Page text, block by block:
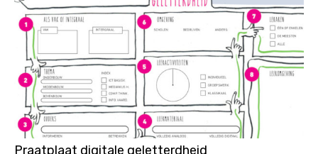
Praatplaat digitale geletterdheid